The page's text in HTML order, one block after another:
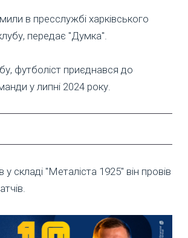
в пресслужбі харківського
передає "Думка".
футболіст приєднався до
у липні 2024 року.
у складі "Металіста 1925" він провів